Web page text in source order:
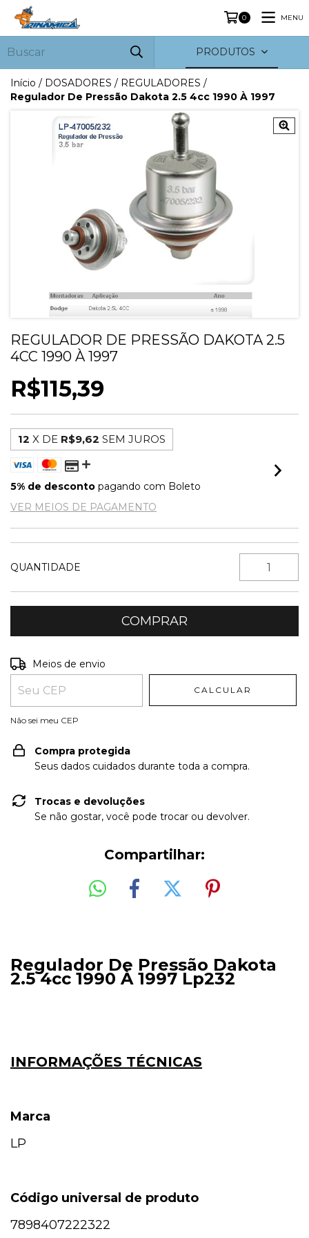
0 MENU
PRODUTOS
Início / DOSADORES / REGULADORES /
Regulador De Pressão Dakota 2.5 4cc 1990 À 1997
REGULADOR DE PRESSÃO DAKOTA 2.5
4CC 1990 À 1997
R$115,39
12 X DE R$9,62 SEM JUROS
5% de desconto pagando com Boleto
VER MEIOS DE PAGAMENTO
QUANTIDADE
Entregas para o CEP:
Meios de envio
CALCULAR
Não sei meu CEP
Compra protegida
Seus dados cuidados durante toda a compra.
Trocas e devoluções
Se não gostar, você pode trocar ou devolver.
Compartilhar:
Regulador De Pressão Dakota
2.5 4cc 1990 À 1997 Lp232
INFORMAÇÕES TÉCNICAS
Marca
LP
Código universal de produto
7898407222322